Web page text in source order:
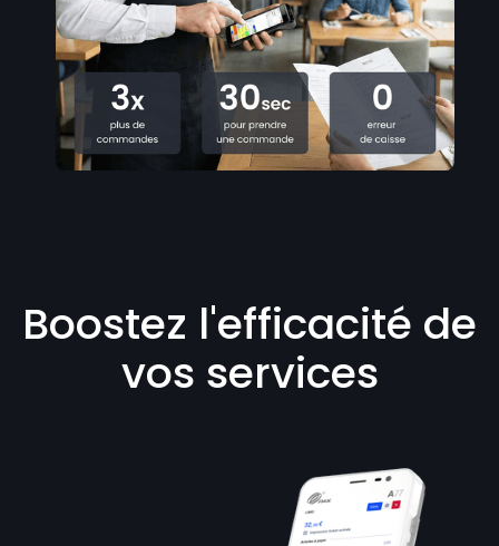
Boostez l'efficacité de
vos services